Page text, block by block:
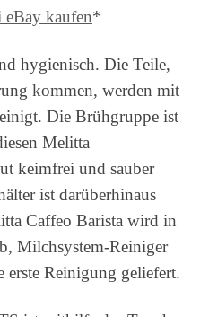
eBay kaufen*
hygienisch. Die Teile,
kommen, werden mit
Die Brühgruppe ist
Melitta
keimfrei und sauber
ist darüberhinaus
Caffeo Barista wird in
Milchsystem-Reiniger
Reinigung geliefert.